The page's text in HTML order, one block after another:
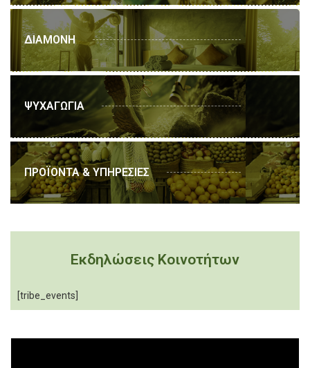
ΔΙΑΜΟΝΗ
ΨΥΧΑΓΩΓΙΑ
ΠΡΟΪΟΝΤΑ & ΥΠΗΡΕΣΙΕΣ
Εκδηλώσεις Κοινοτήτων
[tribe_events]